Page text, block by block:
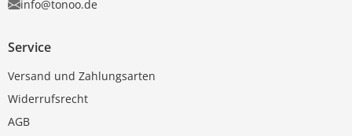
info@tonoo.de
Service
Versand und Zahlungsarten
Widerrufsrecht
AGB